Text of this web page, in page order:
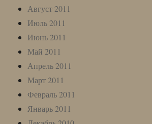
Август 2011
Июль 2011
Июнь 2011
Май 2011
Апрель 2011
Март 2011
Февраль 2011
Январь 2011